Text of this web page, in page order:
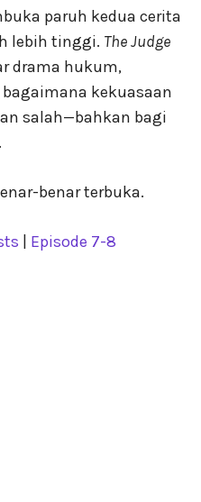
paruh kedua cerita
lebih tinggi. The Judge
drama hukum,
kekuasaan
salah—bahkan bagi
benar terbuka.
Episode 7-8